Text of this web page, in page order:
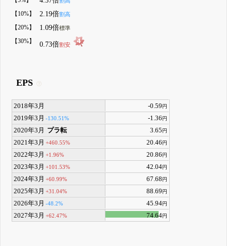
【10%】 2.19倍割高
【20%】 1.09倍標準
【30%】 0.73倍割安
EPS
2018年3月 -0.59円
2019年3月 -130.51% -1.36円
2020年3月 プラ転 3.65円
2021年3月 +460.55% 20.46円
2022年3月 +1.96% 20.86円
2023年3月 +101.53% 42.04円
2024年3月 +60.99% 67.68円
2025年3月 +31.04% 88.69円
2026年3月 -48.2% 45.94円
2027年3月 +62.47% 74.64円